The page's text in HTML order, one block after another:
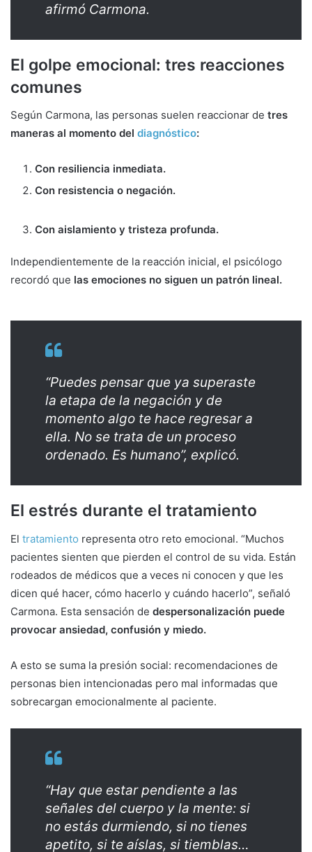
afirmó Carmona.
El golpe emocional: tres reacciones
comunes
Según Carmona, las personas suelen reaccionar de tres
maneras al momento del diagnóstico:
Con resiliencia inmediata.
Con resistencia o negación.
Con aislamiento y tristeza profunda.
Independientemente de la reacción inicial, el psicólogo
recordó que las emociones no siguen un patrón lineal.
“Puedes pensar que ya superaste
la etapa de la negación y de
momento algo te hace regresar a
ella. No se trata de un proceso
ordenado. Es humano”, explicó.
El estrés durante el tratamiento
El tratamiento representa otro reto emocional. “Muchos
pacientes sienten que pierden el control de su vida. Están
rodeados de médicos que a veces ni conocen y que les
dicen qué hacer, cómo hacerlo y cuándo hacerlo”, señaló
Carmona. Esta sensación de despersonalización puede
provocar ansiedad, confusión y miedo.
A esto se suma la presión social: recomendaciones de
personas bien intencionadas pero mal informadas que
sobrecargan emocionalmente al paciente.
“Hay que estar pendiente a las
señales del cuerpo y la mente: si
no estás durmiendo, si no tienes
apetito, si te aíslas, si tiemblas…